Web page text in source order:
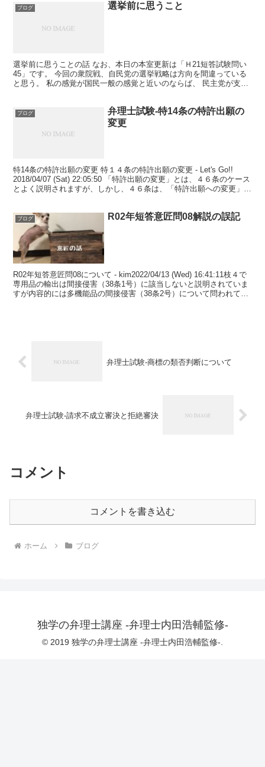
ブログ 選挙前に思うこと
選挙前に思うことの話 なお、本日の本室更新は「Ｈ21短答試験問い
45」です。 今回の衆院戦、自民党の選挙戦略は方向を間違っている
と思う。 私の感覚が国民一般の感覚と近いのならば、 民主党が支持
ブログ
弁理士試験-特14条の特許出願の
変更
特14条の特許出願の変更 特１４条の特許出願の変更 - Let's Go!!
2018/04/07 (Sat) 22:05:50 「特許出願の変更」とは、４６条のケース
とよく説明されますが、しかし、４６条は、「特許出願への変更」
ブログ R02年短答意匠問08解説の誤記
R02年短答意匠問08について - kim2022/04/13 (Wed) 16:41:11枝４で
専用品の輸出は間接侵害（38条1号）に該当しないと説明されていま
すが内容的には多機能品の間接侵害（38条2号）について問われてい
弁理士試験-商標の類否判断について
弁理士試験-請求不成立審決と拒絶審決
コメント
コメントを書き込む
ホーム ブログ
独学の弁理士講座 -弁理士内田浩輔監修-
© 2019 独学の弁理士講座 -弁理士内田浩輔監修-.